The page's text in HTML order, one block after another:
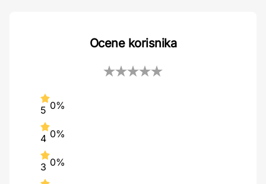
Ocene korisnika
5 0%
4 0%
3 0%